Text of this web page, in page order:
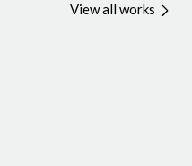
View all works